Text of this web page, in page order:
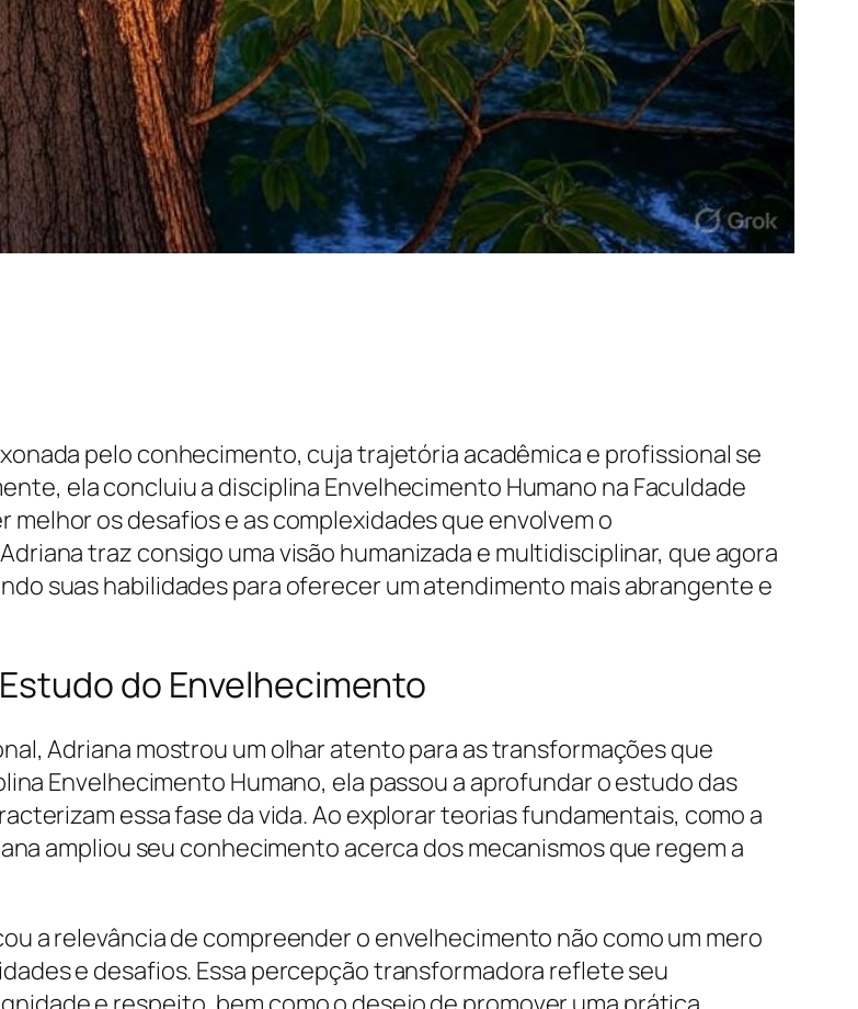
pelo conhecimento, cuja trajetória acadêmica e profissional se
ela concluiu a disciplina Envelhecimento Humano na Faculdade
os desafios e as complexidades que envolvem o
traz consigo uma visão humanizada e multidisciplinar, que agora
suas habilidades para oferecer um atendimento mais abrangente e
do Envelhecimento
Adriana mostrou um olhar atento para as transformações que
Envelhecimento Humano, ela passou a aprofundar o estudo das
essa fase da vida. Ao explorar teorias fundamentais, como a
ampliou seu conhecimento acerca dos mecanismos que regem a
a relevância de compreender o envelhecimento não como um mero
e desafios. Essa percepção transformadora reflete seu